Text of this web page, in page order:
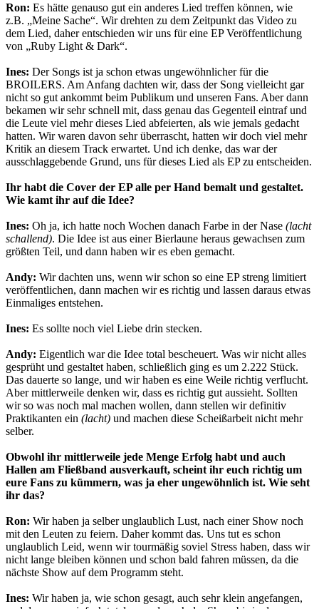
Ron: Es hätte genauso gut ein anderes Lied treffen können, wie
z.B. „Meine Sache“. Wir drehten zu dem Zeitpunkt das Video zu
dem Lied, daher entschieden wir uns für eine EP Veröffentlichung
von „Ruby Light & Dark“.
Ines: Der Songs ist ja schon etwas ungewöhnlicher für die
BROILERS. Am Anfang dachten wir, dass der Song vielleicht gar
nicht so gut ankommt beim Publikum und unseren Fans. Aber dann
bekamen wir sehr schnell mit, dass genau das Gegenteil eintraf und
die Leute viel mehr dieses Lied abfeierten, als wie jemals gedacht
hatten. Wir waren davon sehr überrascht, hatten wir doch viel mehr
Kritik an diesem Track erwartet. Und ich denke, das war der
ausschlaggebende Grund, uns für dieses Lied als EP zu entscheiden.
Ihr habt die Cover der EP alle per Hand bemalt und gestaltet.
Wie kamt ihr auf die Idee?
Ines: Oh ja, ich hatte noch Wochen danach Farbe in der Nase (lacht
schallend). Die Idee ist aus einer Bierlaune heraus gewachsen zum
größten Teil, und dann haben wir es eben gemacht.
Andy: Wir dachten uns, wenn wir schon so eine EP streng limitiert
veröffentlichen, dann machen wir es richtig und lassen daraus etwas
Einmaliges entstehen.
Ines: Es sollte noch viel Liebe drin stecken.
Andy: Eigentlich war die Idee total bescheuert. Was wir nicht alles
gesprüht und gestaltet haben, schließlich ging es um 2.222 Stück.
Das dauerte so lange, und wir haben es eine Weile richtig verflucht.
Aber mittlerweile denken wir, dass es richtig gut aussieht. Sollten
wir so was noch mal machen wollen, dann stellen wir definitiv
Praktikanten ein (lacht) und machen diese Scheißarbeit nicht mehr
selber.
Obwohl ihr mittlerweile jede Menge Erfolg habt und auch
Hallen am Fließband ausverkauft, scheint ihr euch richtig um
eure Fans zu kümmern, was ja eher ungewöhnlich ist. Wie seht
ihr das?
Ron: Wir haben ja selber unglaublich Lust, nach einer Show noch
mit den Leuten zu feiern. Daher kommt das. Uns tut es schon
unglaublich Leid, wenn wir tourmäßig soviel Stress haben, dass wir
nicht lange bleiben können und schon bald fahren müssen, da die
nächste Show auf dem Programm steht.
Ines: Wir haben ja, wie schon gesagt, auch sehr klein angefangen,